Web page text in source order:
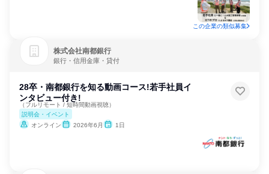
この企業の類似募集
株式会社南都銀行
銀行・信用金庫・貸付
28卒・南都銀行を知る動画コース!若手社員イ
ンタビュー付き!
（フルリモート / 短時間動画視聴）
説明会・イベント
オンライン
2026年6月 1日